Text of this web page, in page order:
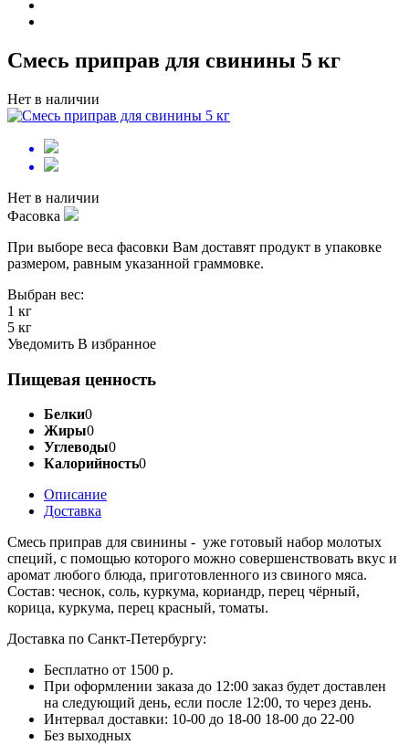
Смесь приправ для свинины 5 кг
Нет в наличии
Нет в наличии
Фасовка
При выборе веса фасовки Вам доставят продукт в упаковке
размером, равным указанной граммовке.
Выбран вес:
1 кг
5 кг
Уведомить В избранное
Пищевая ценность
Белки0
Жиры0
Углеводы0
Калорийность0
Описание
Доставка
Смесь приправ для свинины - уже готовый набор молотых
специй, с помощью которого можно совершенствовать вкус и
аромат любого блюда, приготовленного из свиного мяса.
Состав: чеснок, соль, куркума, кориандр, перец чёрный,
корица, куркума, перец красный, томаты.
Доставка по Санкт-Петербургу:
Бесплатно от 1500 р.
При оформлении заказа до 12:00 заказ будет доставлен
на следующий день, если после 12:00, то через день.
Интервал доставки: 10-00 до 18-00 18-00 до 22-00
Без выходных